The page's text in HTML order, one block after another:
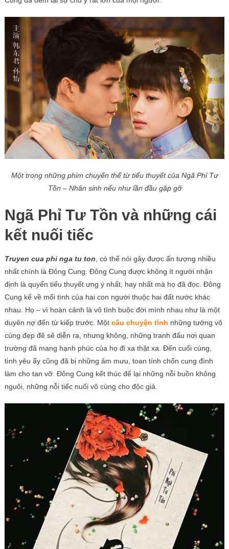
Một trong những phim chuyển thể từ tiểu thuyết của Ngã Phỉ Tư
Tồn – Nhân sinh nếu như lần đầu gặp gỡ
Ngã Phỉ Tư Tồn và những cái
kết nuối tiếc
Truyen cua phi nga tu ton , có thể nói gây được ấn tượng nhiều
nhất chính là Đông Cung. Đông Cung được không ít người nhận
định là quyển tiểu thuyết ưng ý nhất, hay nhất mà họ đã đọc. Đông
Cung kể về mối tình của hai con người thuộc hai đất nước khác
nhau. Họ – vì hoàn cảnh là vô tình buộc đời mình nhau như là một
duyên nợ đến từ kiếp trước. Một câu chuyện tình những tưởng vô
cùng đẹp đẽ sẽ diễn ra, nhưng không, những tranh đấu nơi quan
trường đã mang hạnh phúc của họ đi xa thật xa. Đến cuối cùng,
tình yêu ấy cũng đã bị những âm mưu, toan tính chốn cung đình
làm cho tan vỡ. Đông Cung kết thúc để lại những nỗi buồn không
nguôi, những nỗi tiếc nuối vô cùng cho độc giả.